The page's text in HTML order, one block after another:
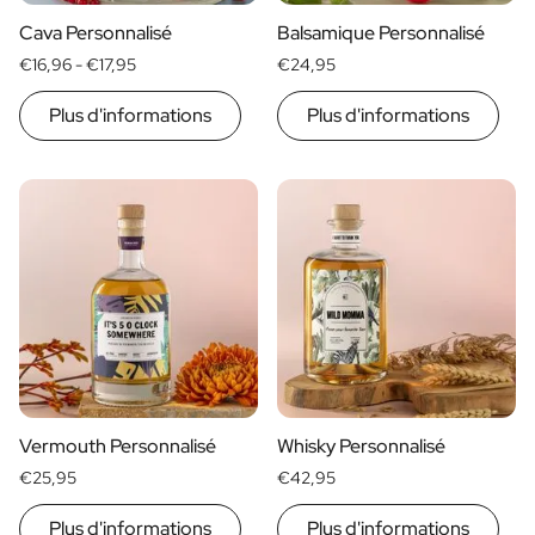
Cava Personnalisé
€16,96 -€17,95
Plus d'informations
Balsamique Personnalisé
€24,95
Plus d'informations
Vermouth Personnalisé
€25,95
Plus d'informations
Whisky Personnalisé
€42,95
Plus d'informations